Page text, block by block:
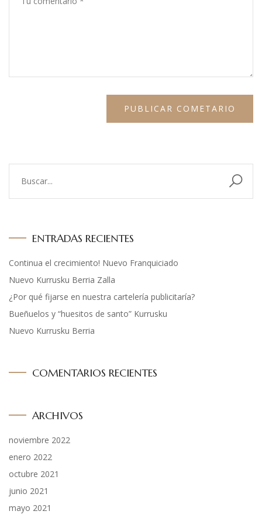
ENTRADAS RECIENTES
Continua el crecimiento! Nuevo Franquiciado
Nuevo Kurrusku Berria Zalla
¿Por qué fijarse en nuestra cartelería publicitaría?
Bueñuelos y “huesitos de santo” Kurrusku
Nuevo Kurrusku Berria
COMENTARIOS RECIENTES
ARCHIVOS
noviembre 2022
enero 2022
octubre 2021
junio 2021
mayo 2021